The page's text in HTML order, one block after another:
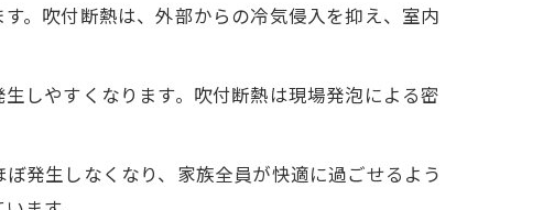
。吹付断熱は、外部からの冷気侵入を抑え、室内
しやすくなります。吹付断熱は現場発泡による密
発生しなくなり、家族全員が快適に過ごせるよう